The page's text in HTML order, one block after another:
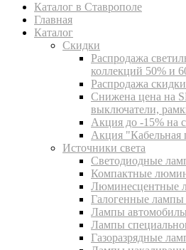
Каталог в Ставрополе
Главная
Каталог
Скидки
Распродажа
коллекций 50% и
Распродажа
Cнижена цена на
выключатели,
Акция до -15% на
Акция "Кабельная
Источники света
Светодиодные
Компактные
Люминесцентные
Галогенные лампы
Лампы
Лампы
Газоразрядные